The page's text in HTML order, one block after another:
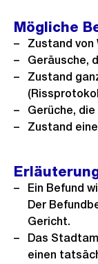
Mögliche
Zustand von
Geräusche,
Zustand
Gerüche,
Zustand
Ein Befund
Der
Gericht.
Das
einen